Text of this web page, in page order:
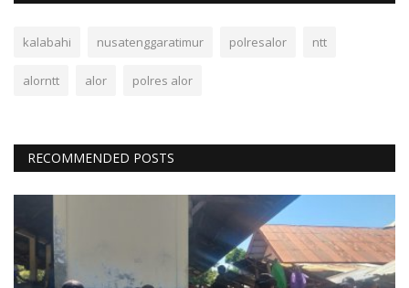
kalabahi nusatenggaratimur polresalor ntt
alorntt alor polres alor
RECOMMENDED POSTS